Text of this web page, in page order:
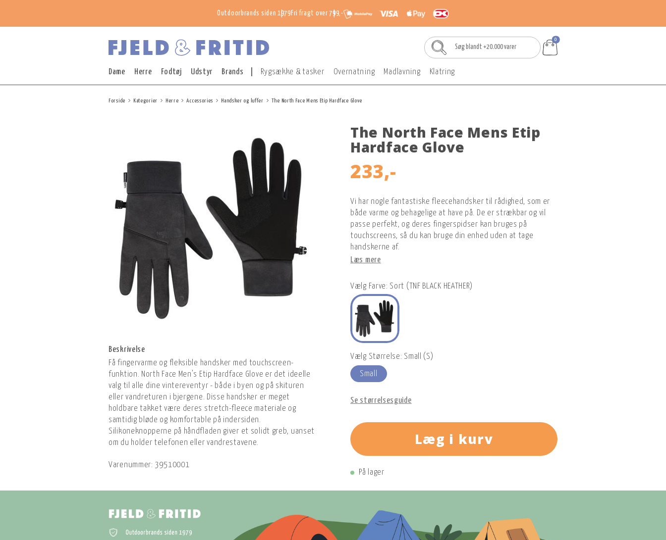
Outdoorbrands siden 1979 Fri fragt over 799,-
0
Dame Herre Fodtøj Udstyr Brands Rygsække & tasker Overnatning Madlavning Klatring
Forside Kategorier Herre Accessories Handsker og luffer The North Face Mens Etip Hardface Glove
Beskrivelse
Få fingervarme og fleksible handsker med touchscreen-
funktion. North Face Men's Etip Hardface Glove er det ideelle
valg til alle dine vintereventyr - både i byen og på skituren
eller vandreturen i bjergene. Disse handsker er meget
holdbare takket være deres stretch-fleece materiale og
samtidig bløde og komfortable på indersiden.
Silikoneknopperne på håndfladen giver et solidt greb, uanset
om du holder telefonen eller vandrestavene.
Varenummer: 39510001
The North Face Mens Etip
Hardface Glove
233,-
Vi har nogle fantastiske fleecehandsker til rådighed, som er
både varme og behagelige at have på. De er strækbar og vil
passe perfekt, og deres fingerspidser kan bruges på
touchscreens, så du kan bruge din enhed uden at tage
handskerne af.
Læs mere
Vælg Farve: Sort (TNF BLACK HEATHER)
Vælg Størrelse: Small (S)
Small
Se størrelsesguide
Læg i kurv
På lager